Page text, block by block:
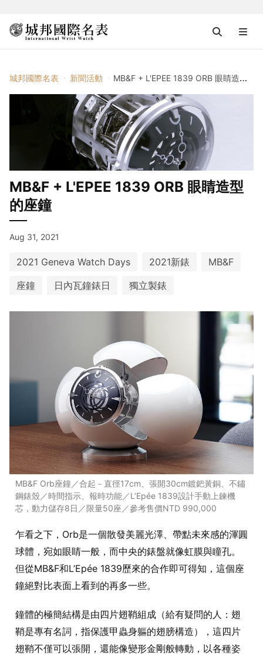
城邦國際名表 新聞活動 MB&F + L'EPEE 1839 ORB 眼睛造型的座鐘
MB&F + L'EPEE 1839 ORB 眼睛造型
的座鐘
Aug 31, 2021
2021 Geneva Watch Days 2021新錶
MB&F
座鐘
日內瓦鐘錶日 獨立製錶
MB&F Orb座鐘／合起－直徑17cm、張開30cm鍍鈀黃銅、不鏽
鋼錶殼／時間指示、報時功能／L’Epée 1839設計手動上鍊機
芯，動力儲存8日／限量50座／參考售價NTD 990,000
乍看之下，Orb是一個散發美麗光澤、帶點未來感的渾圓
球體，宛如眼睛一般，而中央的錶盤就像虹膜與瞳孔。
但從MB&F和L’Epée 1839歷來的合作即可得知，這個座
鐘絕對比表面上看到的再多一些。
鐘體的極簡結構是由四片翅鞘組成（給有疑問的人：翅
鞘是專有名詞，指保護甲蟲身軀的翅膀構造），這四片
翅鞘不僅可以張開，還能像變形金剛般轉動，以各種姿